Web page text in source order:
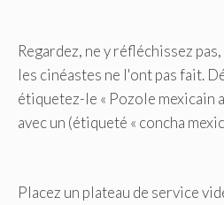
Regardez, ne y réfléchissez
les cinéastes ne l'ont pas fait.
étiquetez-le « Pozole mexicain
avec un (étiqueté « concha
Placez un plateau de service